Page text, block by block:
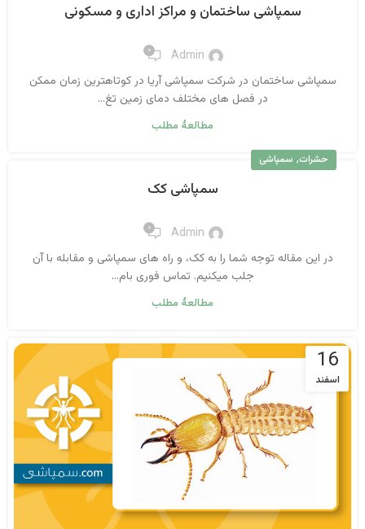
سمپاشی ساختمان و مراکز اداری و مسکونی
Admin ۰
سمپاشی ساختمان در شرکت سمپاشی آریا در کوتاهترین زمان ممکن
در فصل های مختلف دمای زمین تغ...
مطالعهٔ مطلب
حشرات, سمپاشی
سمپاشی کک
Admin ۰
در این مقاله توجه شما را به کک، و راه های سمپاشی و مقابله با آن
جلب میکنیم. تماس فوری بام...
مطالعهٔ مطلب
16
اسفند